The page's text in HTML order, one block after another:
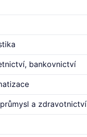
bankovnictví
a zdravotnictví